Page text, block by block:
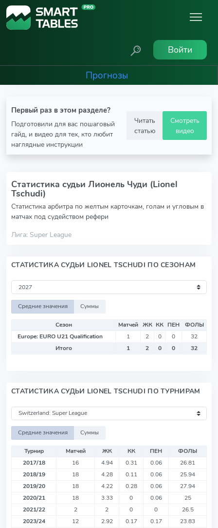
Войти
Прогнозы
Первый раз в этом разделе?
Подготовили для вас пошаговый
гайд, и видео для тех, кто любит
наглядные инструкции
Читать
статью
Смотреть
видео
Статистика судьи Лионель Чуди (Lionel
Tschudi)
Статистика арбитра по желтым карточкам, голам и угловым в
матчах под судейством рефери
Лига: Super League
СТАТИСТИКА СУДЬИ LIONEL TSCHUDI ПО СЕЗОНАМ
Средние значения Суммы
Сезон Матчей ЖК КК ПЕН
ФОЛЫ
Europe: EURO U21 Qualification
1 2 0 0
32
Итого
1 2 0 0 32
СТАТИСТИКА СУДЬИ LIONEL TSCHUDI ПО ТУРНИРАМ
Средние значения Суммы
Турнир Матчей ЖК КК ПЕН
ФОЛЫ
2017/18
16 4.94 0.31 0.06
26.81
2018/19
18 4.28 0.11 0.06
25.94
2019/20
18 4.22 0.28 0.06
27.94
2020/21
18 3.33 0 0.06
25
2021/22
2 2 0 0
26.5
2023/24
12 2.92 0.17 0.17
23.83